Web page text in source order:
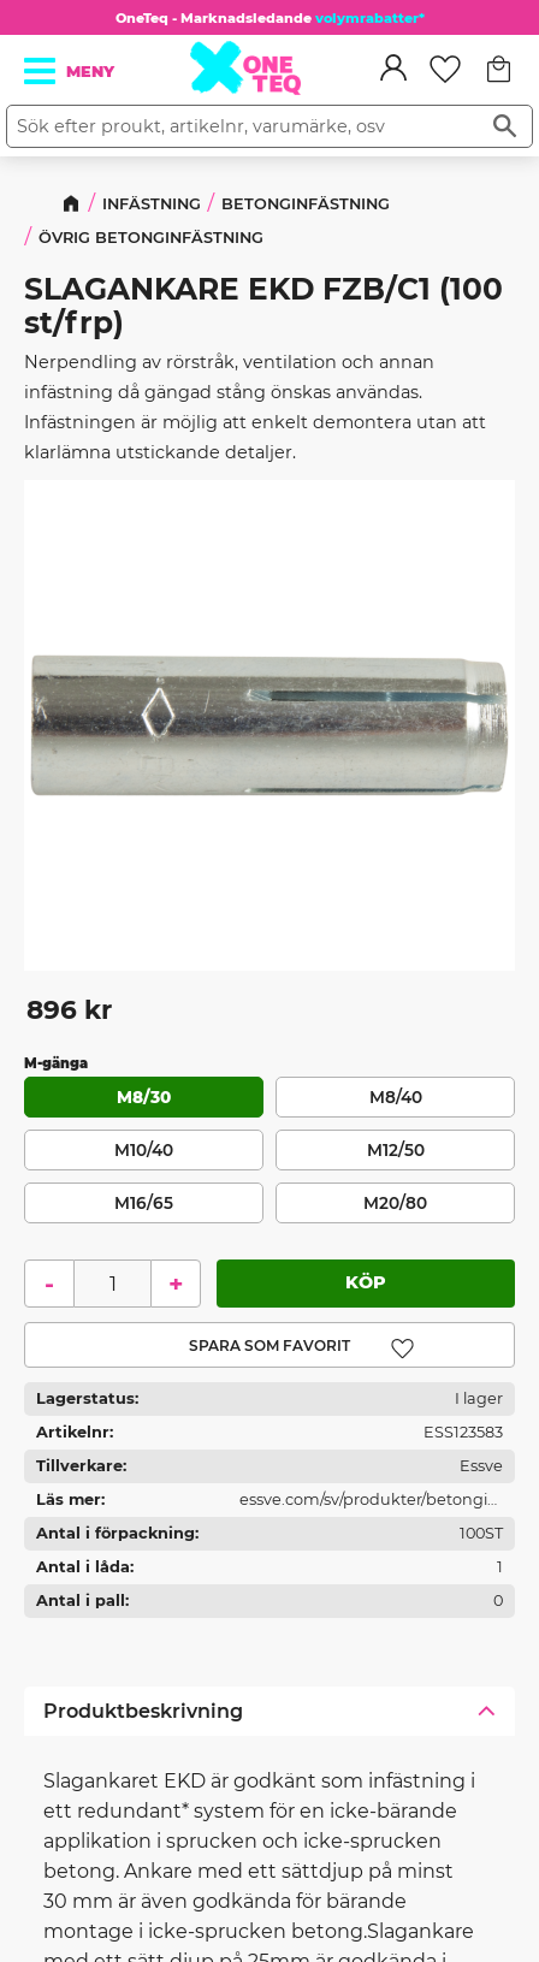
Meny
OneTeq - Marknadsledande volymrabatter*
INFÄSTNING
BETONGINFÄSTNING
ÖVRIG BETONGINFÄSTNING
SLAGANKARE EKD FZB/C1 (100
st/frp)
Nerpendling av rörstråk, ventilation och annan
infästning då gängad stång önskas användas.
Infästningen är möjlig att enkelt demontera utan att
klarlämna utstickande detaljer.
896 kr
M-gänga
M8/30 M8/40
M10/40 M12/50
M16/65 M20/80
+
-
Lägg till i favoriter
Lagerstatus
I lager
Artikelnr
ESS123583
Tillverkare
Essve
Läs mer
essve.com/sv/produkter/betonginf
astningar/
Antal i förpackning
100ST
Antal i låda
1
Antal i pall
0
Produktbeskrivning
Slagankaret EKD är godkänt som infästning i
ett redundant* system för en icke-bärande
applikation i sprucken och icke-sprucken
betong. Ankare med ett sättdjup på minst
30 mm är även godkända för bärande
montage i icke-sprucken betong.Slagankare